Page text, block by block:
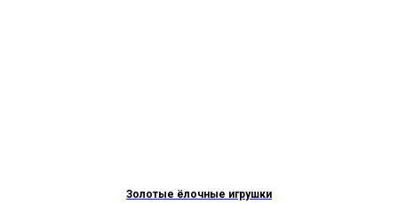
Золотые ёлочные игрушки